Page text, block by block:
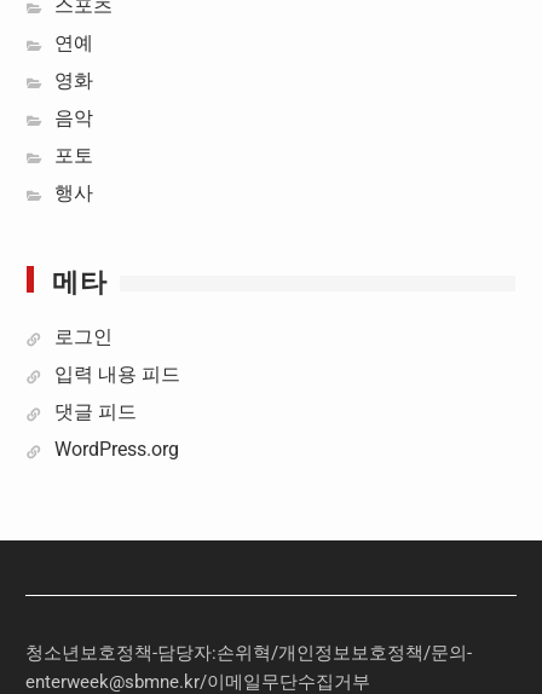
스포츠
연예
영화
음악
포토
행사
메타
로그인
입력 내용 피드
댓글 피드
WordPress.org
청소년보호정책-담당자:손위혁/개인정보보호정책/문의-
enterweek@sbmne.kr/이메일무단수집거부